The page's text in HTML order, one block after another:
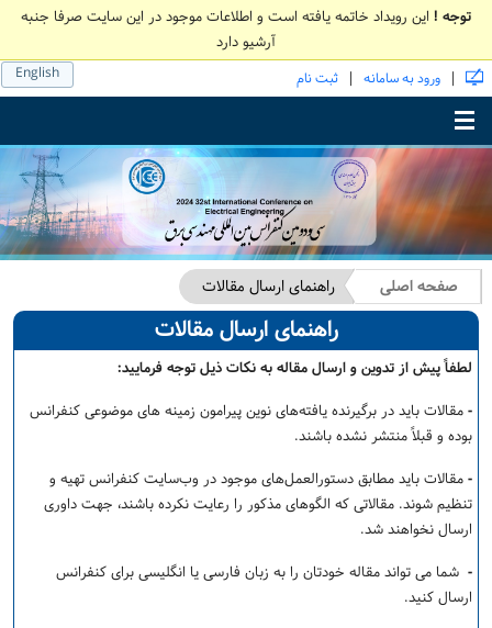
توجه ! این رویداد خاتمه یافته است و اطلاعات موجود در این سایت صرفا جنبه
آرشیو دارد
English | ورود به سامانه | ثبت نام
صفحه اصلی راهنمای ارسال مقالات
راهنمای ارسال مقالات
لطفاً پیش از تدوین و ارسال مقاله به نکات ذیل توجه فرمایید:
- مقالات باید در برگیرنده یافته‌های نوین پیرامون زمینه های موضوعی کنفرانس
بوده و قبلاً منتشر نشده باشند.
- مقالات باید مطابق دستورالعمل‌های موجود در وب‌سایت کنفرانس تهیه و
تنظیم شوند. مقالاتی که الگوهای مذکور را رعایت نکرده باشند، جهت داوری
ارسال نخواهند شد.
- شما می تواند مقاله خودتان را به زبان فارسی یا انگلیسی برای کنفرانس
ارسال کنید.